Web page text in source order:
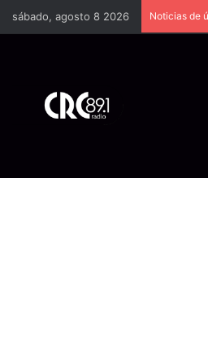
sábado, agosto 8 2026 Noticias de